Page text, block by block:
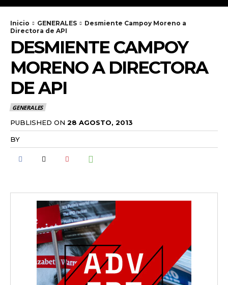
Inicio GENERALES
Desmiente Campoy Moreno a
Directora de API
DESMIENTE CAMPOY
MORENO A DIRECTORA
DE API
GENERALES
PUBLISHED ON 28 AGOSTO, 2013
BY